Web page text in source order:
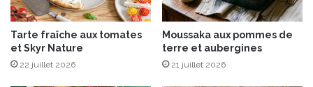
a
i
s
i
r
e
n
a
n
a
Tarte fraîche aux tomates
et Skyr Nature
22 juillet 2026
Moussaka aux pommes de
terre et aubergines
21 juillet 2026